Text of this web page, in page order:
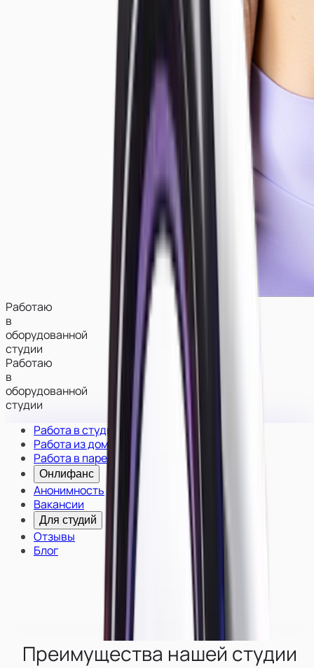
Работаю
в
оборудованной
студии
Работаю
в
оборудованной
студии
Работа в студии
Работа из дома
Работа в паре
Онлифанс
Анонимность
Вакансии
Для студий
Отзывы
Блог
Преимущества нашей студии